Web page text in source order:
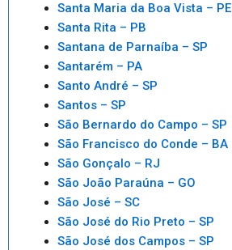
Santa Maria da Boa Vista – PE
Santa Rita – PB
Santana de Parnaíba – SP
Santarém – PA
Santo André – SP
Santos – SP
São Bernardo do Campo – SP
São Francisco do Conde – BA
São Gonçalo – RJ
São João Paraúna – GO
São José – SC
São José do Rio Preto – SP
São José dos Campos – SP